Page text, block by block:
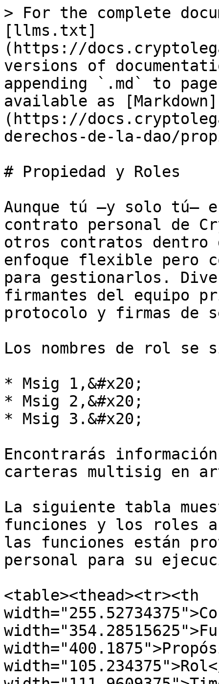
> For the complete
[llms.txt]
(https://
versions of
appending `.md` to
available as [Markdown]
(https://
derechos-de-la-dao/
# Propiedad y Roles
Aunque tú —y solo tú—
contrato personal de
otros contratos dentro
enfoque flexible pero
para gestionarlos.
firmantes del equipo
protocolo y firmas de
Los nombres de rol se
* Msig 1,&#x20;
* Msig 2,&#x20;
* Msig 3.&#x20;
Encontrarás
carteras multisig en
La siguiente tabla
funciones y los roles
las funciones están
personal para su
<table><thead><tr><th